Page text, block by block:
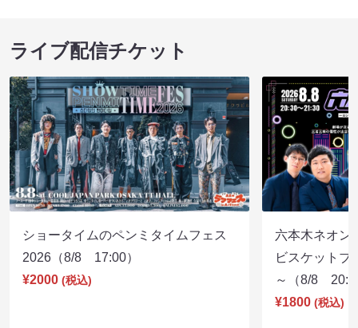
ライブ配信チケット
ショータイムのペンミタイムフェス
2026（8/8 17:00）
¥2000 (税込)
六本木ネオン
ビスケットブ
～（8/8
¥1800 (税込)